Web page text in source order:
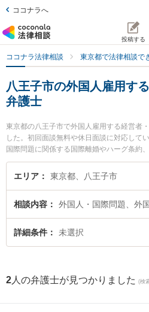
ココナラへ
投稿する
ココナラ法律相談 東京都で法律相談で
八王子市の外国人雇用す
弁護士
東京都の八王子市で外国人雇用する経営者
した。初回面談無料や休日面談に対応して
国際問題に関係する国際離婚やハーグ条約
込み検索もでき便利です。特に東京スター
嶋 涼弁護士やTAM法律事務所の田村 良平
用する経営者・会社のトラブル解決の実績
『初回相談無料で外国人雇用する経営者・
弁護士に相談予約したい』などでお困りの
エリア 東京都、八王子市
相談内容
詳細条件 未選択
2 人の弁護士が見つかりました (検